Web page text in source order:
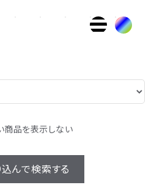
商品を表示しない
んで検索する